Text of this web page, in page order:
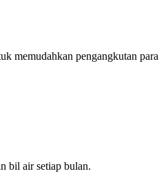
memudahkan pengangkutan para
bil air setiap bulan.